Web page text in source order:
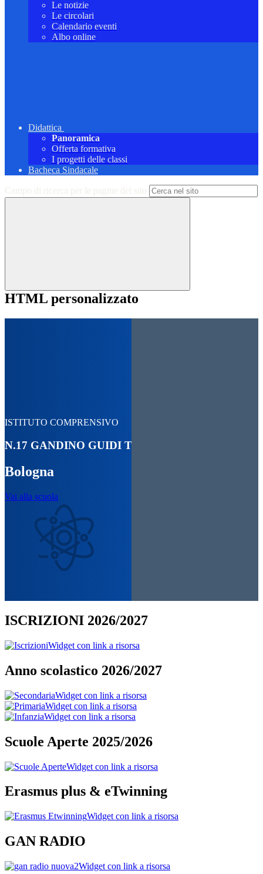
Le notizie
Le circolari
Calendario eventi
Albo online
Didattica
Panoramica
Offerta formativa
I progetti delle classi
Bacheca Sindacale
Campo di ricerca per le pagine del sito
HTML personalizzato
ISTITUTO COMPRENSIVO
N.17 GANDINO GUIDI TOMMASINA
Bologna
Vai alla scuola
ISCRIZIONI 2026/2027
Widget con link a risorsa
Anno scolastico 2026/2027
Widget con link a risorsa
Widget con link a risorsa
Widget con link a risorsa
Scuole Aperte 2025/2026
Widget con link a risorsa
Erasmus plus & eTwinning
Widget con link a risorsa
GAN RADIO
Widget con link a risorsa